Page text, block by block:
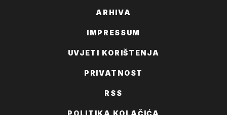
ARHIVA
IMPRESSUM
UVJETI KORIŠTENJA
PRIVATNOST
RSS
POLITIKA KOLAČIĆA